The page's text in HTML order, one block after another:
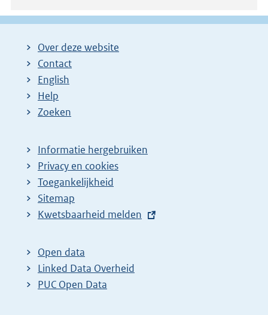
Over deze website
Contact
English
Help
Zoeken
Informatie hergebruiken
Privacy en cookies
Toegankelijkheid
Sitemap
E
t
e
r
Kwetsbaarheid melden
Open data
Linked Data Overheid
PUC Open Data